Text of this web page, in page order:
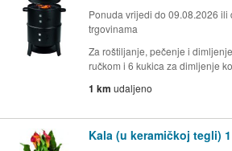
Ponuda vrijedi do 09.08.2026 ili
trgovinama
Za roštiljanje, pečenje i
ručkom i 6 kukica za dimljenje
1 km udaljeno
Kala (u keramičkoj tegli)